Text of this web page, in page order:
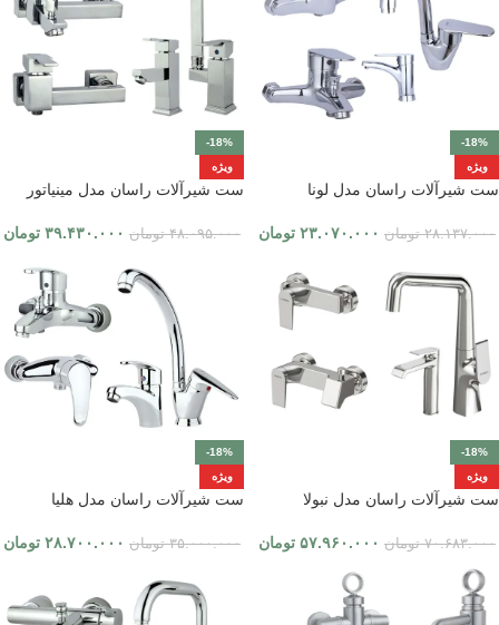
-18%
ویژه
ست شیرآلات راسان مدل لونا
۲۸.۱۳۷.۰۰۰ تومان ۲۳.۰۷۰.۰۰۰ تومان
-18%
ویژه
ست شیرآلات راسان مدل مینیاتور
۴۸.۰۹۵.۰۰۰ تومان ۳۹.۴۳۰.۰۰۰ تومان
-18%
ویژه
ست شیرآلات راسان مدل نبولا
۷۰.۶۸۳.۰۰۰ تومان ۵۷.۹۶۰.۰۰۰ تومان
-18%
ویژه
ست شیرآلات راسان مدل هلیا
۳۵.۰۰۰.۰۰۰ تومان ۲۸.۷۰۰.۰۰۰ تومان